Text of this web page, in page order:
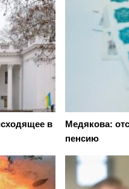
в
Медякова:
пенсию